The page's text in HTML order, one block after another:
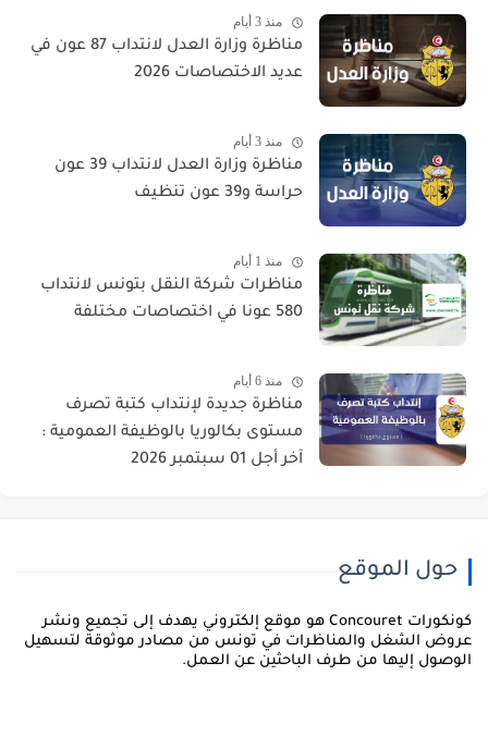
منذ 3 أيام
مناظرة وزارة العدل لانتداب 87 عون في
عديد الاختصاصات 2026
منذ 3 أيام
مناظرة وزارة العدل لانتداب 39 عون
حراسة و39 عون تنظيف
منذ 1 أيام
مناظرات شركة النقل بتونس لانتداب
580 عونا في اختصاصات مختلفة
منذ 6 أيام
مناظرة جديدة لإنتداب كتبة تصرف
مستوى بكالوريا بالوظيفة العمومية :
آخر أجل 01 سبتمبر 2026
حول الموقع
كونكورات Concouret هو موقع إلكتروني يهدف إلى تجميع ونشر
الشغل والمناظرات في تونس من مصادر موثوقة لتسهيل
إليها من طرف الباحثين عن العمل.